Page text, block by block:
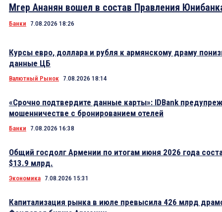
Мгер Ананян вошел в состав Правления
Банки 7.08.2026 18:26
Курсы евро, доллара и рубля к армянскому драму
данные ЦБ
Валютный Рынок 7.08.2026 18:14
«Срочно подтвердите данные карты»: IDBank
мошенничестве с бронированием отелей
Банки 7.08.2026 16:38
Общий госдолг Армении по итогам июня 2026 года
$13.9 млрд.
Экономика 7.08.2026 15:31
Капитализация рынка в июле превысила 426 млрд